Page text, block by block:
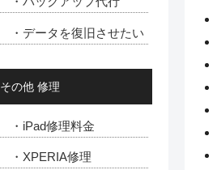
・データを復旧させたい
その他 修理
・iPad修理料金
・XPERIA修理